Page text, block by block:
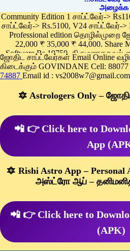
Community Edition 1 சாப்ட்வேர்->
சாப்ட்வேர்-> Rs.5100, V24 சாப்ட்வேர்->
Professional edition தொழில்முறை
22,000 ₹ 35,000 ₹ 44,000. Share
Software Rs.19750, திருமணதகவல்
Phone App
Pay
ஜோதிட சாப்ட்வேர்கள் Email Online
கிடைக்கும் GOVINDANE Cell: 88077
74887 Email id : vs2008w7@gmail.com
🔯 Astrologers Only –
📲 👉 Click here to
App
🔯 Rishi Astro App – Personal
அஸ்ட்ரோ ஆப் –
📲 👉 Click here to
(APK)